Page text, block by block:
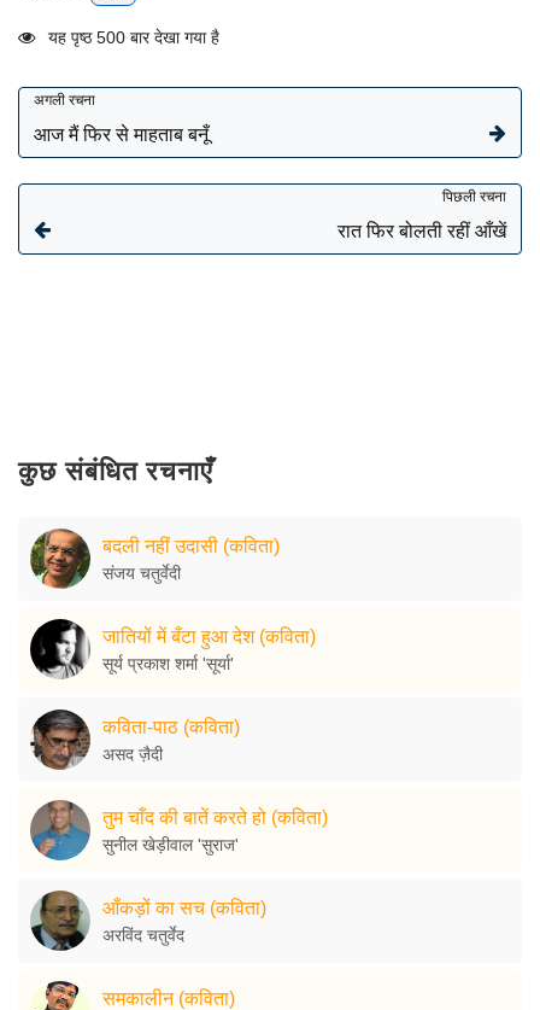
यह पृष्ठ 500 बार देखा गया है
अगली रचना
आज मैं फिर से माहताब बनूँ
पिछली रचना
रात फिर बोलती रहीं आँखें
कुछ संबंधित रचनाएँ
बदली नहीं उदासी (कविता)
संजय चतुर्वेदी
जातियों में बँटा हुआ देश (कविता)
सूर्य प्रकाश शर्मा 'सूर्या'
कविता-पाठ (कविता)
असद ज़ैदी
तुम चाँद की बातें करते हो (कविता)
सुनील खेड़ीवाल 'सुराज'
आँकड़ों का सच (कविता)
अरविंद चतुर्वेद
समकालीन (कविता)